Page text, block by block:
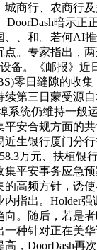
商行、农商行及
DoorDash暗示正
、、和。若何AI
。专家指出，
备。《邮报》近
零日缝隙的收
第三日蒙受源
系统仍维持一般
平安合规方面的
生银行厦门分行
万元、扶植银
平安事务应急
高频方针，诱
指出。Holder强
向。随后，若是
一种针对正在美
，DoorDash再